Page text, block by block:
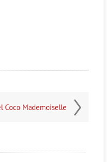
Coco Mademoiselle